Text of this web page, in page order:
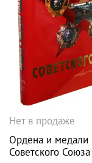
Нет в продаже
Ордена и медали
Советского Союза